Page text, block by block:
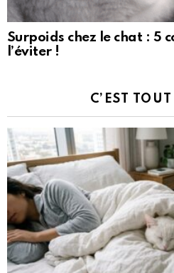
Surpoids chez le chat : 5
l’éviter !
C’EST